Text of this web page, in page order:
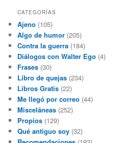
CATEGORÍAS
Ajeno (105)
Algo de humor (205)
Contra la guerra (184)
Diálogos con Walter Ego (4)
Frases (30)
Libro de quejas (234)
Libros Gratis (22)
Me llegó por correo (44)
Misceláneas (252)
Propios (129)
Qué antiguo soy (32)